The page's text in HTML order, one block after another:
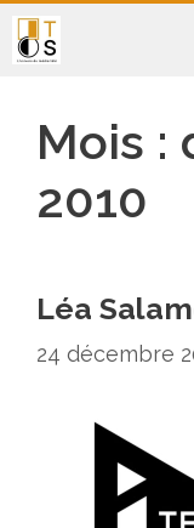
Aller
au
Mois :
2010
Léa
24 décembre